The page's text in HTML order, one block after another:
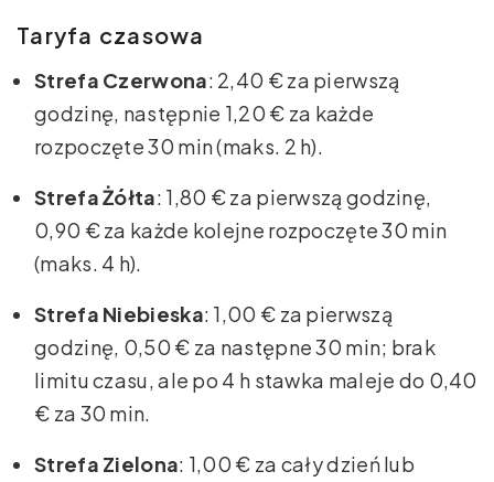
Taryfa czasowa
Strefa Czerwona: 2,40 € za pierwszą
godzinę, następnie 1,20 € za każde
rozpoczęte 30 min (maks. 2 h).
Strefa Żółta: 1,80 € za pierwszą godzinę,
0,90 € za każde kolejne rozpoczęte 30 min
(maks. 4 h).
Strefa Niebieska: 1,00 € za pierwszą
godzinę, 0,50 € za następne 30 min; brak
limitu czasu, ale po 4 h stawka maleje do 0,40
€ za 30 min.
Strefa Zielona: 1,00 € za cały dzień lub